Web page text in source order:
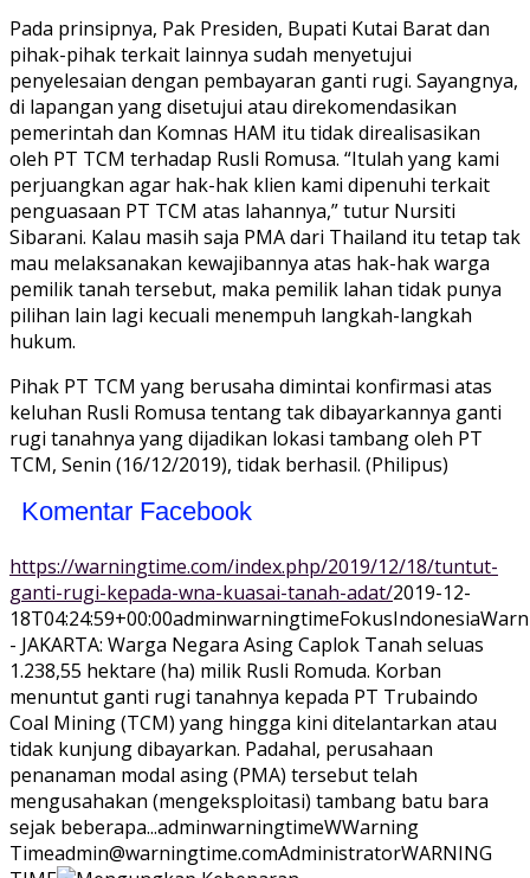
Pada prinsipnya, Pak Presiden, Bupati Kutai Barat dan
pihak-pihak terkait lainnya sudah menyetujui
penyelesaian dengan pembayaran ganti rugi. Sayangnya,
di lapangan yang disetujui atau direkomendasikan
pemerintah dan Komnas HAM itu tidak direalisasikan
oleh PT TCM terhadap Rusli Romusa. “Itulah yang kami
perjuangkan agar hak-hak klien kami dipenuhi terkait
penguasaan PT TCM atas lahannya,” tutur Nursiti
Sibarani. Kalau masih saja PMA dari Thailand itu tetap tak
mau melaksanakan kewajibannya atas hak-hak warga
pemilik tanah tersebut, maka pemilik lahan tidak punya
pilihan lain lagi kecuali menempuh langkah-langkah
hukum.
Pihak PT TCM yang berusaha dimintai konfirmasi atas
keluhan Rusli Romusa tentang tak dibayarkannya ganti
rugi tanahnya yang dijadikan lokasi tambang oleh PT
TCM, Senin (16/12/2019), tidak berhasil. (Philipus)
Komentar Facebook
https://warningtime.com/index.php/2019/12/18/tuntut-
ganti-rugi-kepada-wna-kuasai-tanah-adat/2019-12-
18T04:24:59+00:00adminwarningtimeFokusIndonesia
- JAKARTA: Warga Negara Asing Caplok Tanah seluas
1.238,55 hektare (ha) milik Rusli Romuda. Korban
menuntut ganti rugi tanahnya kepada PT Trubaindo
Coal Mining (TCM) yang hingga kini ditelantarkan atau
tidak kunjung dibayarkan. Padahal, perusahaan
penanaman modal asing (PMA) tersebut telah
mengusahakan (mengeksploitasi) tambang batu bara
sejak beberapa...adminwarningtimeWWarning
Timeadmin@warningtime.comAdministratorWARNING